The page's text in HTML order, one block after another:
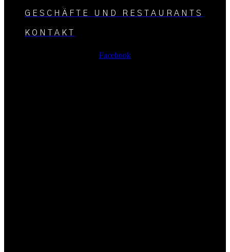
GESCHÄFTE UND RESTAURANTS
KONTAKT
Facebook